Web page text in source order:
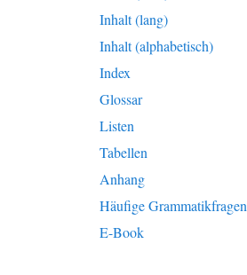
Inhalt (lang)
Inhalt (alphabetisch)
Index
Glossar
Listen
Tabellen
Anhang
Häufige Grammatikfragen
E-Book